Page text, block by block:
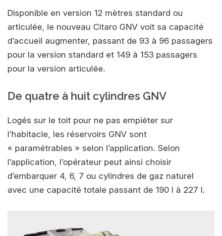
Disponible en version 12 mètres standard ou
articulée, le nouveau Citaro GNV voit sa capacité
d’accueil augmenter, passant de 93 à 96 passagers
pour la version standard et 149 à 153 passagers
pour la version articulée.
De quatre à huit cylindres GNV
Logés sur le toit pour ne pas empiéter sur
l’habitacle, les réservoirs GNV sont
« paramétrables » selon l’application. Selon
l’application, l’opérateur peut ainsi choisir
d’embarquer 4, 6, 7 ou cylindres de gaz naturel
avec une capacité totale passant de 190 l à 227 l.